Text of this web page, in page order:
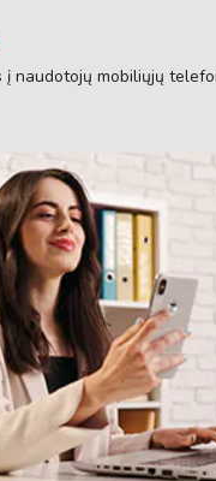
į naudotojų mobiliųjų